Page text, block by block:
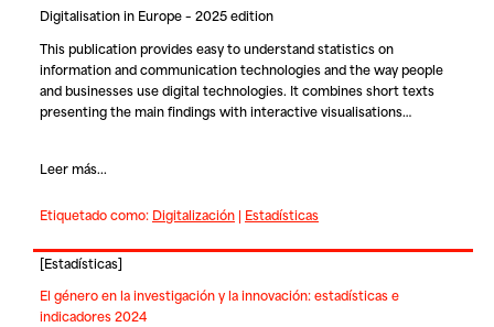
Digitalisation in Europe – 2025 edition
This publication provides easy to understand statistics on
information and communication technologies and the way people
and businesses use digital technologies. It combines short texts
presenting the main findings with interactive visualisations…
Leer más...
Etiquetado como: Digitalización| Estadísticas
[Estadísticas]
El género en la investigación y la innovación: estadísticas e
indicadores 2024